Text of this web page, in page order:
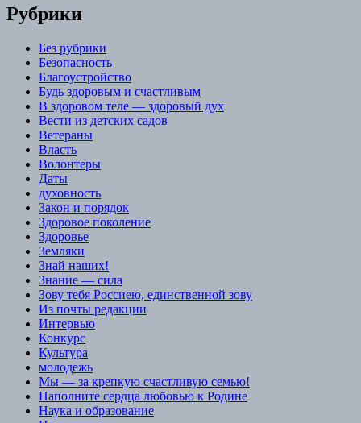
Рубрики
Без рубрики
Безопасность
Благоустройство
Будь здоровым и счастливым
В здоровом теле — здоровый дух
Вести из детских садов
Ветераны
Власть
Волонтеры
Даты
духовность
Закон и порядок
Здоровое поколение
Здоровье
Земляки
Знай наших!
Знание — сила
Зову тебя Россиею, единственной зову
Из почты редакции
Интервью
Конкурс
Культура
молодежь
Мы — за крепкую счастливую семью!
Наполните сердца любовью к Родине
Наука и образование